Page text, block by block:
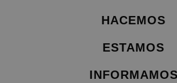
HACEMOS
ESTAMOS
INFORMAMOS